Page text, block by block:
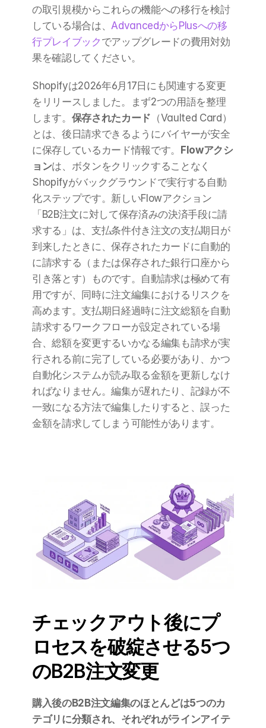
の取引規模からこれらの機能への移行を検討
している場合は、 AdvancedからPlusへの移
行プレイブック でアップグレードの費用対効
果を確認してください。
Shopifyは2026年6月17日にも関連する変更
をリリースしました。まず2つの用語を整理
します。 保存されたカード （Vaulted Card）
とは、後日請求できるようにバイヤーが安全
に保存しているカード情報です。 Flowアクシ
ョンは、ボタンをクリックすることなく
Shopifyがバックグラウンドで実行する自動
化ステップです。新しいFlowアクション
「B2B注文に対して保存済みの決済手段に請
求する」は、支払条件付き注文の支払期日が
到来したときに、保存されたカードに自動的
に請求する（または保存された銀行口座から
引き落とす）ものです。自動請求は極めて有
用ですが、同時に注文編集におけるリスクを
高めます。支払期日経過時に注文総額を自動
請求するワークフローが設定されている場
合、総額を変更するいかなる編集も請求が実
行される前に完了している必要があり、かつ
自動化システムが読み取る金額を更新しなけ
ればなりません。編集が遅れたり、記録が不
一致になる方法で編集したりすると、誤った
金額を請求してしまう可能性があります。
チェックアウト後にプ
ロセスを破綻させる5つ
のB2B注文変更
購入後のB2B注文編集のほとんどは5つのカ
テゴリに分類され、それぞれがラインアイテ